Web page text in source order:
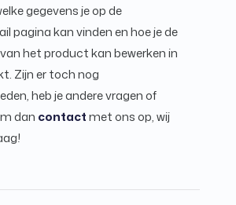
gegevens je op de
pagina kan vinden en hoe je de
het product kan bewerken in
Zijn er toch nog
heb je andere vragen of
dan contactmet ons op, wij